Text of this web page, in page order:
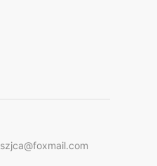
szjca@foxmail.com